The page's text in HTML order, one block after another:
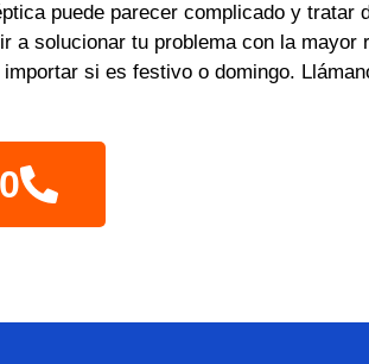
puede parecer complicado y
a solucionar tu problema con la
si es festivo o domingo.